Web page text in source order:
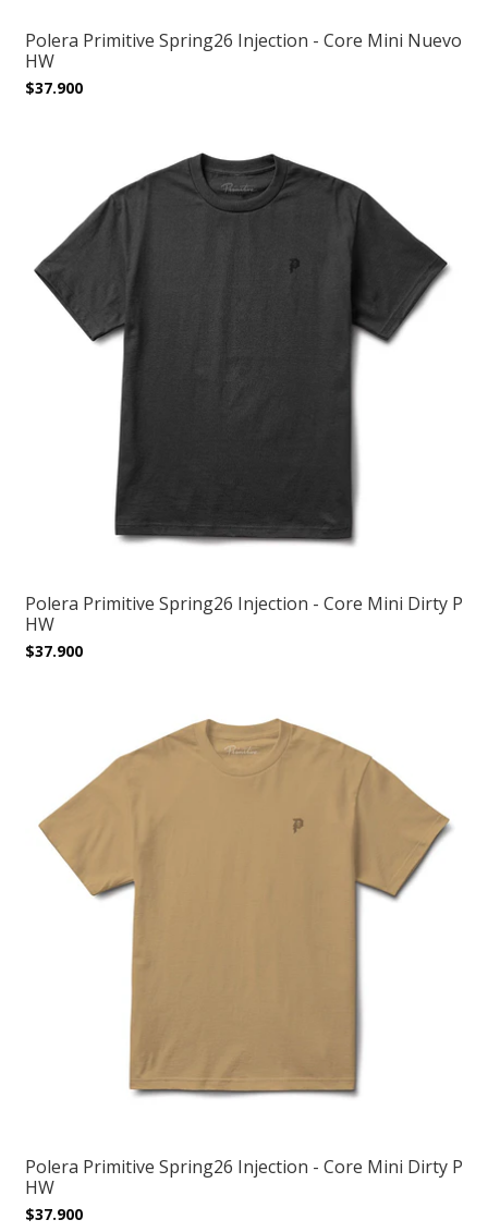
Polera Primitive Spring26 Injection - Core Mini Nuevo
HW
$37.900
Polera Primitive Spring26 Injection - Core Mini Dirty P
HW
$37.900
Polera Primitive Spring26 Injection - Core Mini Dirty P
HW
$37.900